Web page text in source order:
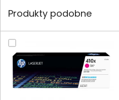
Produkty podobne